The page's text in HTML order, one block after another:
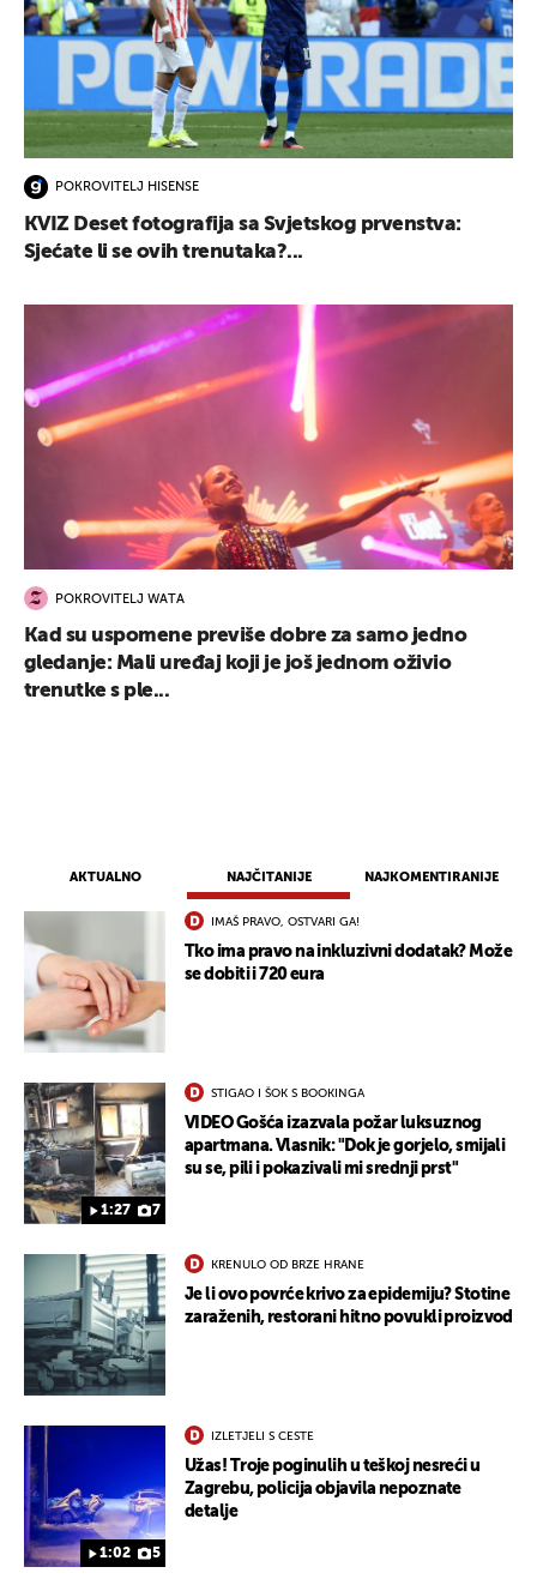
AKTUALNO NAJČITANIJE NAJKOMENTIRANIJE
IMAŠ PRAVO, OSTVARI GA!
Tko ima pravo na inkluzivni dodatak? Može
se dobiti i 720 eura
1:27 7
STIGAO I ŠOK S BOOKINGA
VIDEO Gošća izazvala požar luksuznog
apartmana. Vlasnik: "Dok je gorjelo, smijali
su se, pili i pokazivali mi srednji prst"
KRENULO OD BRZE HRANE
Je li ovo povrće krivo za epidemiju? Stotine
zaraženih, restorani hitno povukli proizvod
1:02 5
IZLETJELI S CESTE
Užas! Troje poginulih u teškoj nesreći u
Zagrebu, policija objavila nepoznate
detalje
POKROVITELJ HISENSE
KVIZ Deset fotografija sa Svjetskog prvenstva:
Sjećate li se ovih trenutaka?...
POKROVITELJ WATA
Kad su uspomene previše dobre za samo jedno
gledanje: Mali uređaj koji je još jednom oživio
trenutke s ple...